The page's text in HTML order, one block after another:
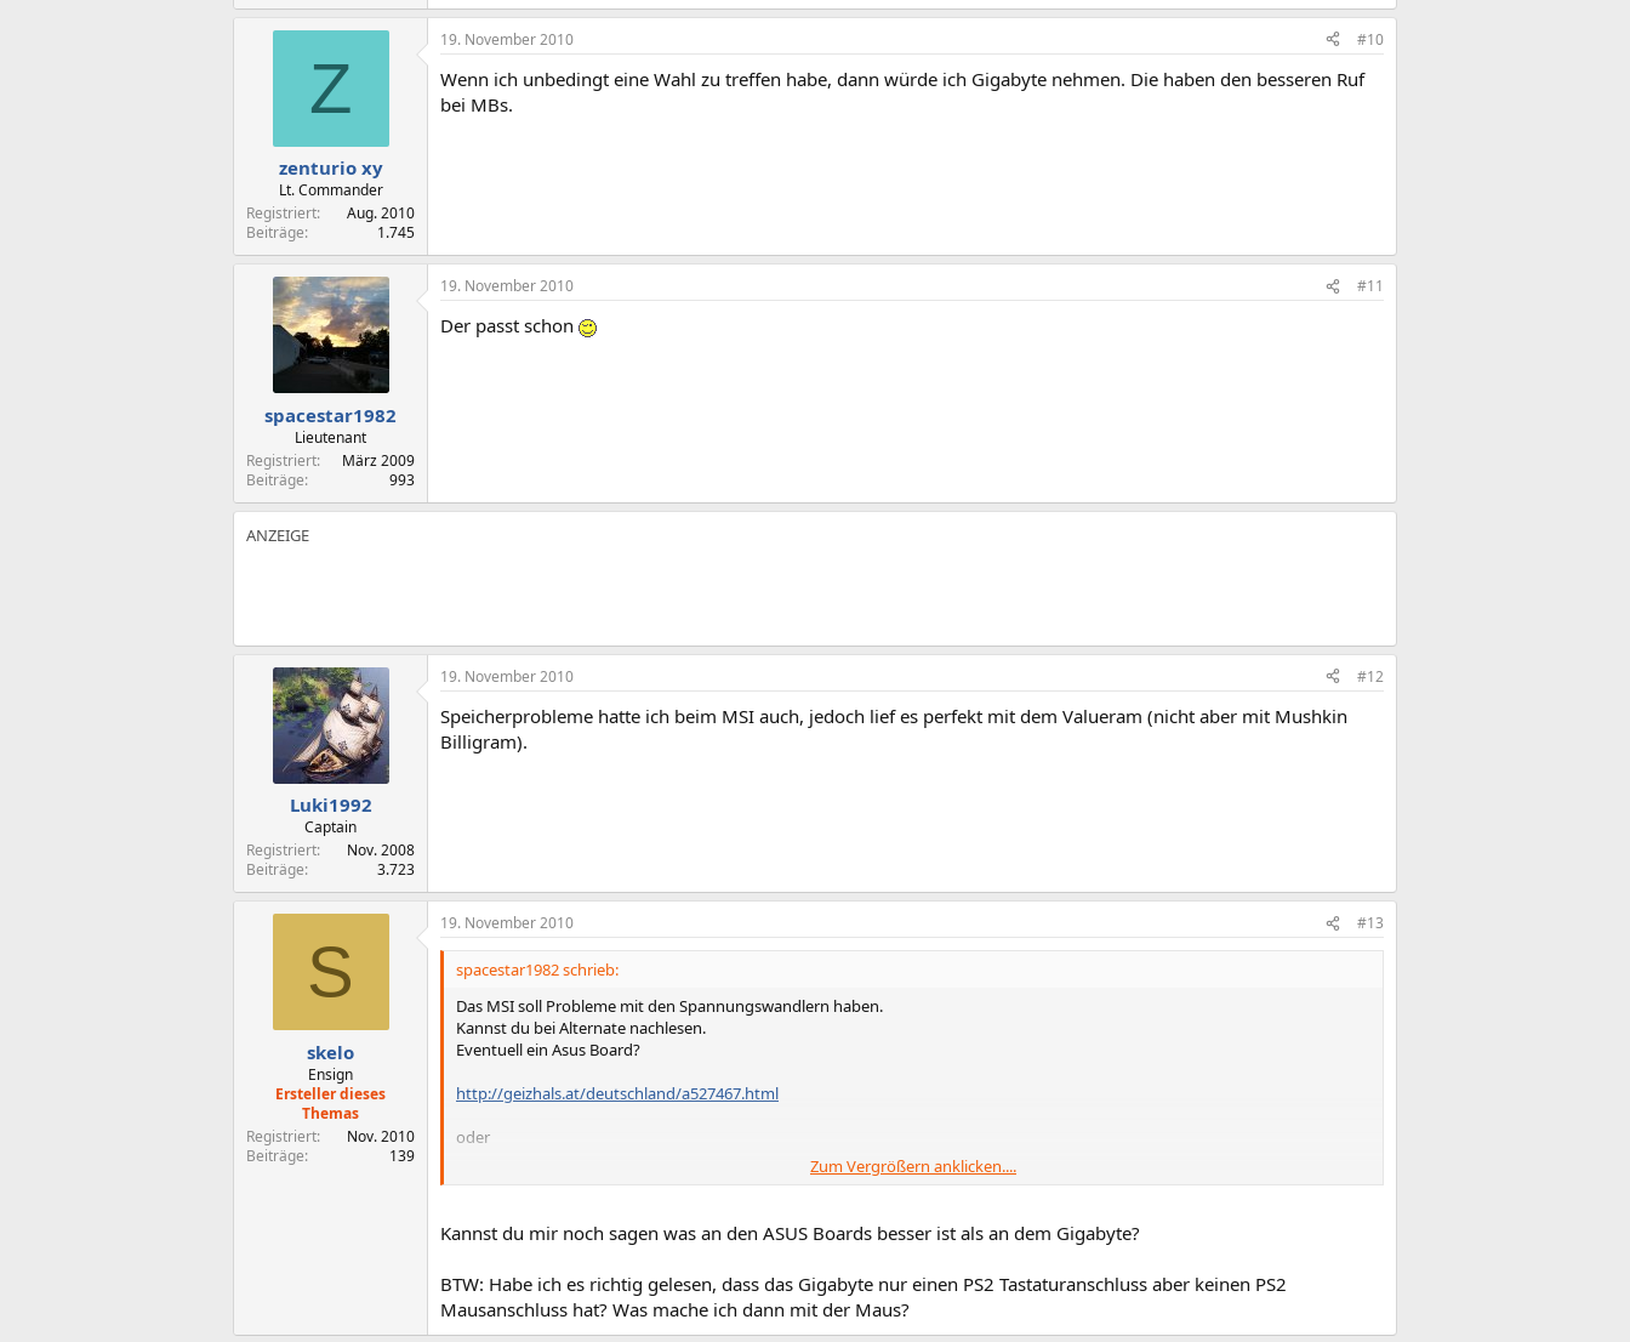
Z
zenturio xy
Lt. Commander
Registriert
Aug. 2010
Beiträge
1.745
19. November 2010 #10
Wenn ich unbedingt eine Wahl zu treffen habe, dann würde ich Gigabyte nehmen. Die haben den besseren Ruf
bei MBs.
spacestar1982
Lieutenant
Registriert
März 2009
Beiträge
993
19. November 2010 #11
Der passt schon
Luki1992
Captain
Registriert
Nov. 2008
Beiträge
3.723
19. November 2010 #12
Speicherprobleme hatte ich beim MSI auch, jedoch lief es perfekt mit dem Valueram (nicht aber mit Mushkin
Billigram).
S
skelo
Ensign
Ersteller dieses
Themas
Registriert
Nov. 2010
Beiträge
139
19. November 2010 #13
spacestar1982 schrieb:
Das MSI soll Probleme mit den Spannungswandlern haben.
Kannst du bei Alternate nachlesen.
Eventuell ein Asus Board?
http://geizhals.at/deutschland/a527467.html
oder
http://geizhals.at/deutschland/a560458.html
Zum Vergrößern anklicken....
Kannst du mir noch sagen was an den ASUS Boards besser ist als an dem Gigabyte?
BTW: Habe ich es richtig gelesen, dass das Gigabyte nur einen PS2 Tastaturanschluss aber keinen PS2
Mausanschluss hat? Was mache ich dann mit der Maus?